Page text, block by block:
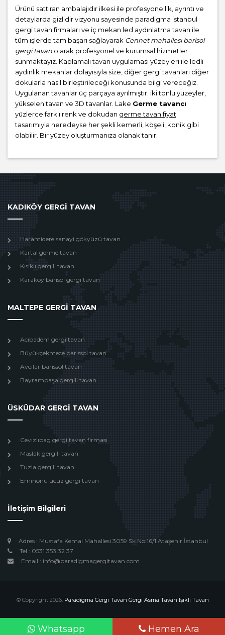
Ürünü sattıran ambalajıdır ilkesi ile profesyonellik, ayrıntı ve
detaylarda gizlidir vizyonu sayesinde paradigma istanbul
gergi tavan firmaları ve iç mekan led aydınlatma tavan ile
tüm işlerde tam başarı sağlayarak Cennet mahallesı barisol
gergi tavan olarak profesyonel ve kurumsal hizmetler
sunmaktayız. Kaplamalı tavan uygulaması yüzeyleri ile ledli
aydınlık mekanlar dolayısıyla size, diğer gergi tavanları diğer
dokularla nasıl birleştirileceği konusunda bilgi vereceğiz.
Uygulanan tavanlar üç parçaya ayrılmıştır: iki tonlu yüzeyler,
yükselen tavan ve 3D tavanlar. Lake Germe tavancı
yüzlerce farklı renk ve dokudan germe tavan fiyat
tasarımıyla neredeyse her şekli kemerli, köşeli, konik gibi
olabilir. Bir yüzey oluşturmanıza olanak tanır.
Whatsapp Hemen Ara
KADIKÖY GERGİ TAVAN
Haramidere sanayi gökyüzü tavan
Kartal germe tavan
Kısıklı gergili tavan
Karaköy barisol gergi tavan
MALTEPE GERGİ TAVAN
Acıbadem gergi tavan
Büyükçekmece barissol tavan
Avcılar barissol tavan
Bayrampaşa gergili tavan
ÜSKÜDAR GERGİ TAVAN
Cevızlıbag gergi tavan firması
Maslak gergili tavan
Tuzla gergili tavan
Eminönü ucuz gergi tavan
İletişim Bilgileri
Adres : Mustafa Kemal Mahallesi 3059 Sk No:16/1 Ataşehir İstanbul
Tel : 0531 353 32 37
Email : info@paradigmagergitavan.com
© Copyright 2026. Paradigma Gergi Tavan Gergi Asma Tavan Işıklı Tavan